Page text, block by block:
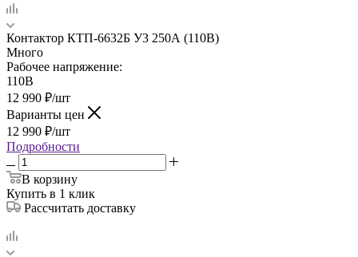
Контактор КТП-6632Б У3 250А (110В)
Много
Рабочее напряжение:
110В
12 990 ₽/шт
Варианты цен
12 990 ₽/шт
Подробности
В корзину
Купить в 1 клик
Рассчитать доставку